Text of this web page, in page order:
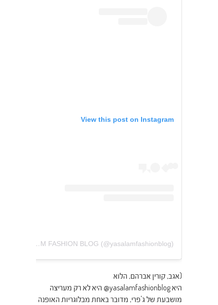
View this post on Instagram
A post shared by YA SALAM FASHION BLOG (@yasalamfashionblog)
(אגב, קורין אברהם, הלוא
היא yasalamfashionblog@ היא לא רק מעריצה
מושבעת של ג'פרי, מדובר באחת מבלוגריות האופנה